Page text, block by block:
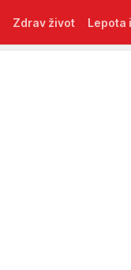
Zdrav život Lepota